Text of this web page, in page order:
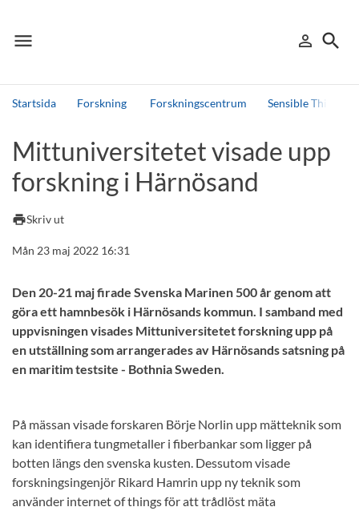
menu
Meny person_outline
Logga in
search
Sök
Startsida Forskning Forskningscentrum Sensible Things
Andra söktjänster
Detta är vår testmiljö - endast testdata
Mittuniversitetet visade upp
forskning i Härnösand
printSkriv ut
Mån 23 maj 2022 16:31
Den 20-21 maj firade Svenska Marinen 500 år genom att
göra ett hamnbesök i Härnösands kommun. I samband med
uppvisningen visades Mittuniversitetet forskning upp på
en utställning som arrangerades av Härnösands satsning på
en maritim testsite - Bothnia Sweden.
På mässan visade forskaren Börje Norlin upp mätteknik som
kan identifiera tungmetaller i fiberbankar som ligger på
botten längs den svenska kusten. Dessutom visade
forskningsingenjör Rikard Hamrin upp ny teknik som
använder internet of things för att trådlöst mäta